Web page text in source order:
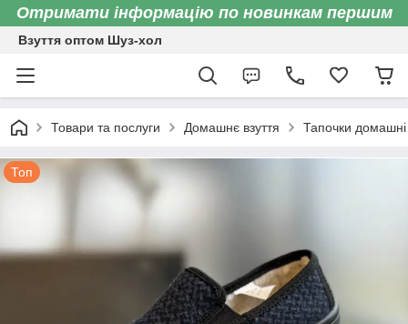
Отримати інформацію по новинкам першим
Взуття оптом Шуз-хол
Товари та послуги Домашнє взуття Тапочки домашні
Топ